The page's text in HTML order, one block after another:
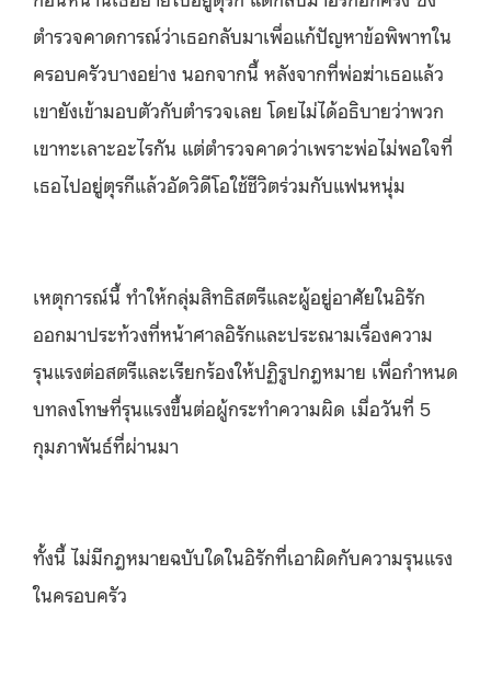
ตำรวจคาดการณ์ว่าเธอกลับมาเพื่อแก้ปัญหาข้อพิพาทใน
ครอบครัวบางอย่าง นอกจากนี้ หลังจากที่พ่อฆ่าเธอแล้ว
เขายังเข้ามอบตัวกับตำรวจเลย โดยไม่ได้อธิบายว่าพวก
เขาทะเลาะอะไรกัน แต่ตำรวจคาดว่าเพราะพ่อไม่พอใจที่
เธอไปอยู่ตุรกีแล้วอัดวิดีโอใช้ชีวิตร่วมกับแฟนหนุ่ม
เหตุการณ์นี้ ทำให้กลุ่มสิทธิสตรีและผู้อยู่อาศัยในอิรัก
ออกมาประท้วงที่หน้าศาลอิรักและประณามเรื่องความ
รุนแรงต่อสตรีและเรียกร้องให้ปฏิรูปกฎหมาย เพื่อกำหนด
บทลงโทษที่รุนแรงขึ้นต่อผู้กระทำความผิด เมื่อวันที่ 5
กุมภาพันธ์ที่ผ่านมา
ทั้งนี้ ไม่มีกฎหมายฉบับใดในอิรักที่เอาผิดกับความรุนแรง
ในครอบครัว